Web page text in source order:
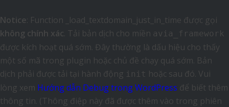
Notice: Function _load_textdomain_just_in_time được gọi
không chính xác. Tải bản dịch cho miền avia_framework
được kích hoạt quá sớm. Đây thường là dấu hiệu cho thấy
một số mã trong plugin hoặc chủ đề chạy quá sớm. Bản
dịch phải được tải tại hành động init hoặc sau đó. Vui
lòng xem Hướng dẫn Debug trong WordPress để biết thêm
thông tin. (Thông điệp này đã được thêm vào trong phiên